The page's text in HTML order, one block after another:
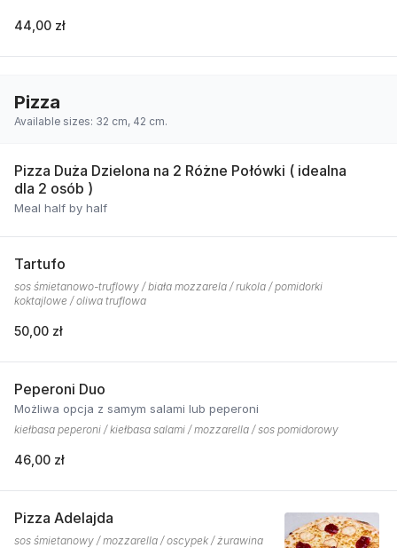
44,00 zł
Pizza
Available sizes: 32 cm, 42 cm.
Pizza Duża Dzielona na 2 Różne Połówki ( idealna
dla 2 osób )
Meal half by half
Tartufo
sos śmietanowo-truflowy / biała mozzarela / rukola / pomidorki
koktajlowe / oliwa truflowa
50,00 zł
Peperoni Duo
Możliwa opcja z samym salami lub peperoni
kiełbasa peperoni / kiełbasa salami / mozzarella / sos pomidorowy
46,00 zł
Pizza Adelajda
sos śmietanowy / mozzarella / oscypek / żurawina